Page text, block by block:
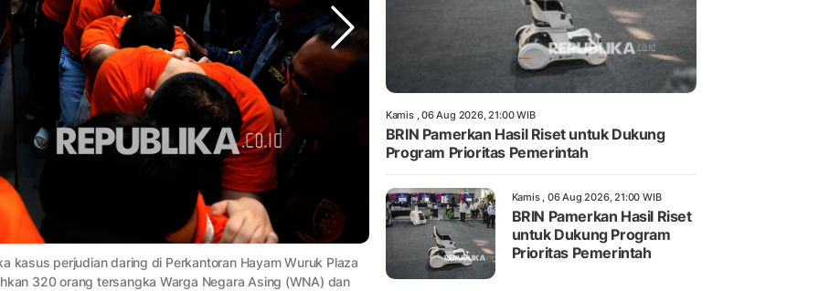
kasus perjudian daring di Perkantoran Hayam Wuruk Plaza
320 orang tersangka Warga Negara Asing (WNA) dan
Kamis , 06 Aug 2026, 21:00 WIB
BRIN Pamerkan Hasil Riset untuk Dukung
Program Prioritas Pemerintah
Kamis , 06 Aug 2026, 21:00 WIB
BRIN Pamerkan Hasil Riset
untuk Dukung Program
Prioritas Pemerintah